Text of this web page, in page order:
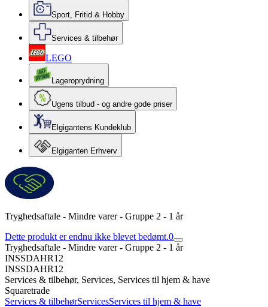
Sport, Fritid & Hobby
Services & tilbehør
LEGO
Lageroprydning
Ugens tilbud - og andre gode priser
Elgigantens Kundeklub
Elgiganten Erhverv
Tryghedsaftale - Mindre varer - Gruppe 2 - 1 år
Dette produkt er endnu ikke blevet bedømt.0
Tryghedsaftale - Mindre varer - Gruppe 2 - 1 år
INSSDAHR12
INSSDAHR12
Services & tilbehør, Services, Services til hjem & have
Squaretrade
Services & tilbehørServicesServices til hjem & have